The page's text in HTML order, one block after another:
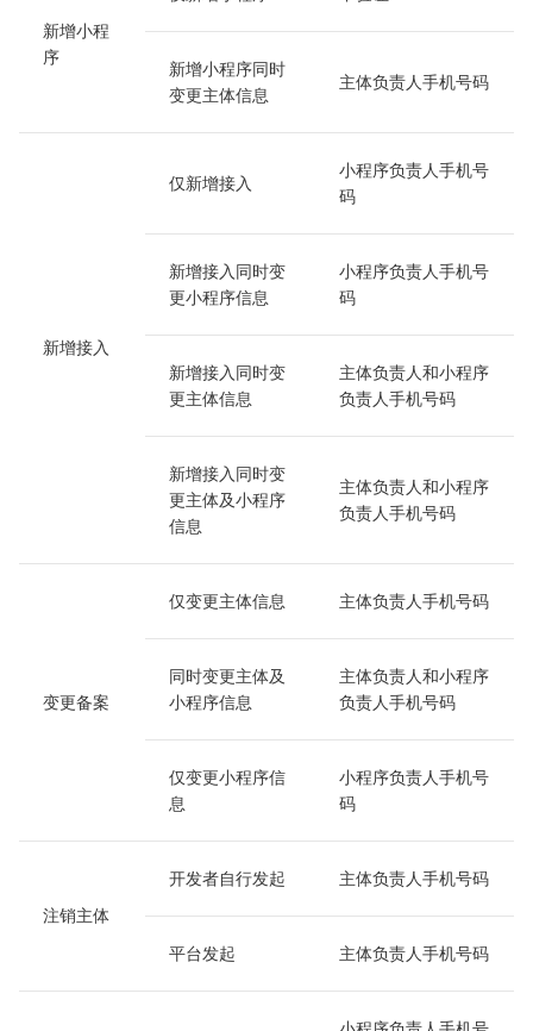
新增小程
序
新增小程序同时
变更主体信息
主体负责人手机号码
新增接入
仅新增接入
小程序负责人手机号
码
新增接入同时变
更小程序信息
小程序负责人手机号
码
新增接入同时变
更主体信息
主体负责人和小程序
负责人手机号码
新增接入同时变
更主体及小程序
信息
主体负责人和小程序
负责人手机号码
变更备案
仅变更主体信息 主体负责人手机号码
同时变更主体及
小程序信息
主体负责人和小程序
负责人手机号码
仅变更小程序信
息
小程序负责人手机号
码
注销主体
开发者自行发起 主体负责人手机号码
平台发起 主体负责人手机号码